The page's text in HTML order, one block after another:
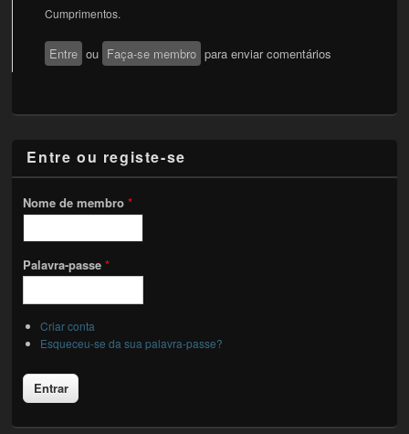
Cumprimentos.
Entre ou Faça-se membro para enviar comentários
Entre ou registe-se
Nome de membro*
Palavra-passe*
Criar conta
Esqueceu-se da sua palavra-passe?